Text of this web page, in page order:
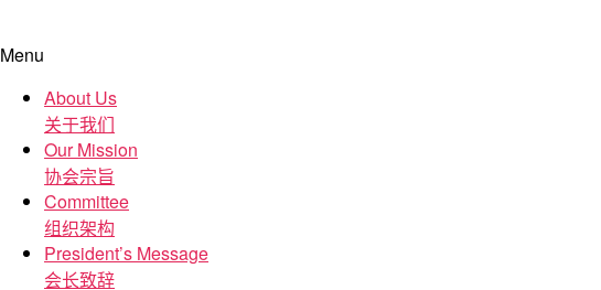
Menu
About Us
关于我们
Our Mission
协会宗旨
Committee
组织架构
President’s Message
会长致辞